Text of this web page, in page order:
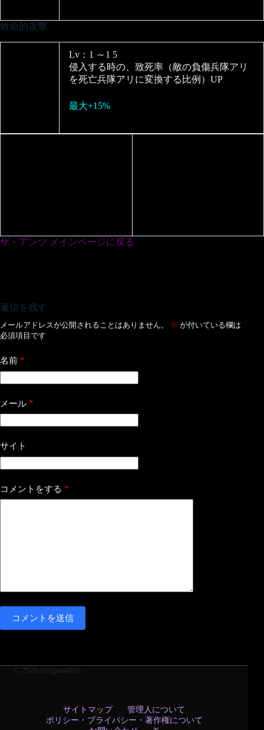
致命的攻撃
Lv：1 ～1 5
侵入する時の、致死率（敵の負傷兵隊アリ
を死亡兵隊アリに変換する比例）UP
最大+15%
ザ・アンツ メインページに戻る
返信を残す
メールアドレスが公開されることはありません。 ※ が付いている欄は
必須項目です
名前 *
メール *
サイト
コメントをする *
コメントを送信
© 2026 lilygamelife
サイトマップ
管理人について
ポリシー・プライバシー・著作権について